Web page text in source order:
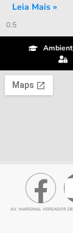
Leia Mais »
AV. MARGINAL VEREADOR